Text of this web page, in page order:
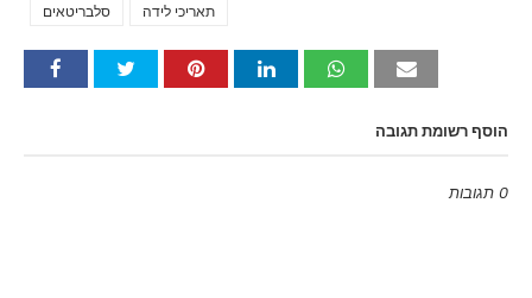
סלבריטאים
תאריכי לידה
הוסף רשומת תגובה
0 תגובות